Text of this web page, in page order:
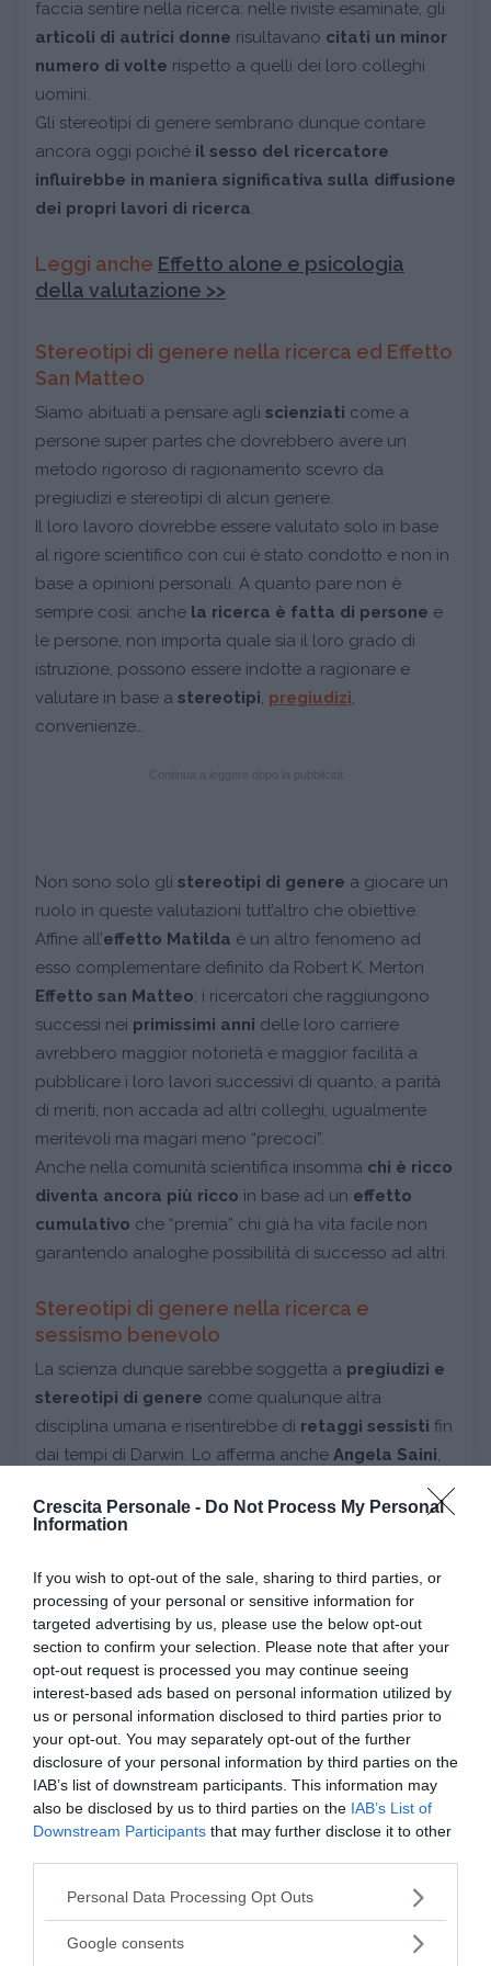
Crescita Personale - Do Not Process My Personal
Information
If you wish to opt-out of the sale, sharing to third parties, or
processing of your personal or sensitive information for
targeted advertising by us, please use the below opt-out
section to confirm your selection. Please note that after your
opt-out request is processed you may continue seeing
interest-based ads based on personal information utilized by
us or personal information disclosed to third parties prior to
your opt-out. You may separately opt-out of the further
disclosure of your personal information by third parties on the
IAB’s list of downstream participants. This information may
also be disclosed by us to third parties on the IAB’s List of
Downstream Participants that may further disclose it to other
Please note that this website/app uses one or more Google
not limited to your visit or usage behaviour. You may click to
Personal Data Processing Opt Outs
Google consents
faccia sentire nella ricerca: nelle riviste esaminate, gli
articoli di autrici donne risultavano citati un minor
numero di volte rispetto a quelli dei loro colleghi
uomini.
Gli stereotipi di genere sembrano dunque contare
ancora oggi poiché il sesso del ricercatore
influirebbe in maniera significativa sulla diffusione
dei propri lavori di ricerca
Leggi anche Effetto alone e psicologia
della valutazione >>
Stereotipi di genere nella ricerca ed Effetto
San Matteo
Siamo abituati a pensare agli scienziati come a
persone super partes che dovrebbero avere un
metodo rigoroso di ragionamento scevro da
pregiudizi e stereotipi di alcun genere.
Il loro lavoro dovrebbe essere valutato solo in base
al rigore scientifico con cui è stato condotto e non in
base a opinioni personali. A quanto pare non è
sempre così: anche la ricerca è fatta di persone e
le persone, non importa quale sia il loro grado di
istruzione, possono essere indotte a ragionare e
valutare in base a stereotipi pregiudizi
convenienze…
Non sono solo gli stereotipi di genere a giocare un
ruolo in queste valutazioni tutt’altro che obiettive.
Affine all’effetto Matilda è un altro fenomeno ad
esso complementare definito da Robert K. Merton
Effetto san Matteo: i ricercatori che raggiungono
successi nei primissimi anni delle loro carriere
avrebbero maggior notorietà e maggior facilità a
pubblicare i loro lavori successivi di quanto, a parità
di meriti, non accada ad altri colleghi, ugualmente
meritevoli ma magari meno “precoci”.
Anche nella comunità scientifica insomma chi è ricco
diventa ancora più ricco in base ad un effetto
cumulativo che “premia” chi già ha vita facile non
garantendo analoghe possibilità di successo ad altri.
Stereotipi di genere nella ricerca e
sessismo benevolo
La scienza dunque sarebbe soggetta a pregiudizi e
stereotipi di genere come qualunque altra
disciplina umana e risentirebbe di retaggi sessisti fin
dai tempi di Darwin. Lo afferma anche Angela Saini
Science Got Women Wrong—and the New Research
Forse per alcuni potrà sembrare inverosimile che la
ricercaattuale, in tempi dove dovremmo aver
raggiunto una parità di genere in molti campi del
sapere e del lavoro, sia ancora influenzata da
retaggi sessisti
Continua a leggere dopo la pubblicità
Soprattutto perché questi atteggiamenti, come in
molti altri ambiti della società,non sono espliciti
come lo potevano essere negli anni ’50 o ’60 quando
visse Rosalind Franklin. Si tratta oggi di una forma di
sessismo molto più
, che si accompagna a